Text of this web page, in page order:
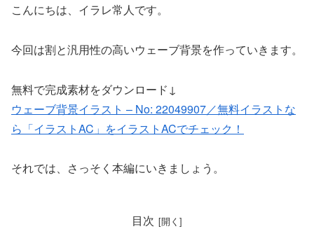
こんにちは、イラレ常人です。
今回は割と汎用性の高いウェーブ背景を作っていきます。
無料で完成素材をダウンロード↓
ウェーブ背景イラスト – No: 22049907／無料イラストな
ら「イラストAC」をイラストACでチェック！
それでは、さっそく本編にいきましょう。
目次